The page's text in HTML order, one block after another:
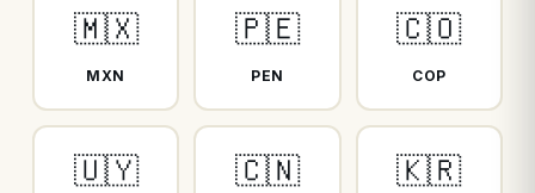
🇲🇽
MXN
🇵🇪
PEN
🇨🇴
COP
🇺🇾 🇨🇳 🇰🇷